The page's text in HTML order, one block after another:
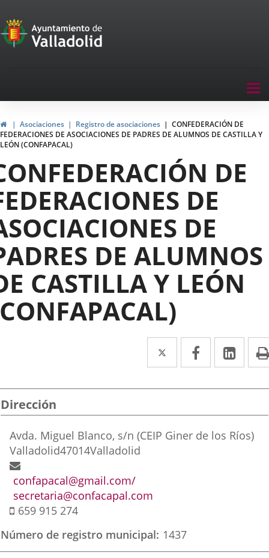
Portal
de
navegación
InicioAsociaciones Registro de asociaciones
CONFEDERACIÓN DE
FEDERACIONES DE ASOCIACIONES DE PADRES DE ALUMNOS DE CASTILLA Y
LEÓN (CONFAPACAL)
DE
DE
DE
DE ALUMNOS
CASTILLA Y LEÓN
Twitter
Enlace
a
una
externa.
Facebook
Enlace
a
una
externa.
a
una
Dirección
Dirección
postal
Avda. Miguel Blanco, s/n (CEIP Giner de los Ríos)
Valladolid47014Valladolid
Dirección
de
correo
electrónico
confapacal@gmail.com/
secretaria@confacapal.com
Móvil
659 915 274
Número de registro municipal 1437